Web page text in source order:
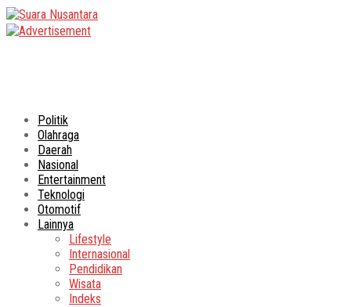
Politik
Olahraga
Daerah
Nasional
Entertainment
Teknologi
Otomotif
Lainnya
Lifestyle
Internasional
Pendidikan
Wisata
Indeks